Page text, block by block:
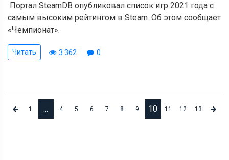
Портал SteamDB опубликовал список игр 2021 года с
самым высоким рейтингом в Steam. Об этом сообщает
«Чемпионат».
Читать 3 362 0
1 ... 4 5 6 7 8 9 10 11 12 13